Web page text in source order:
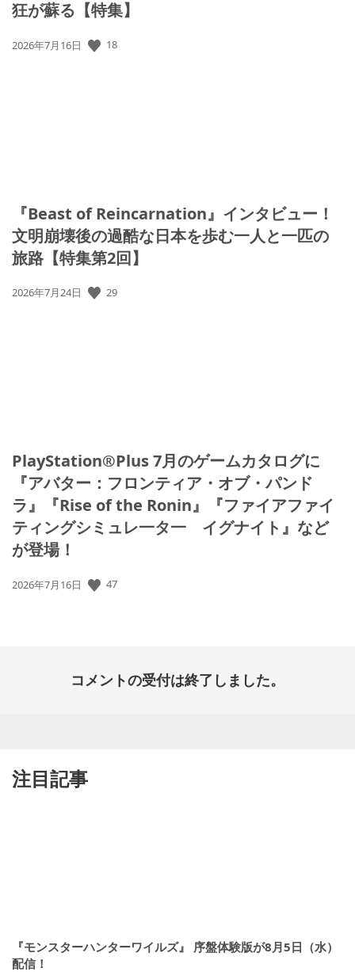
狂が蘇る【特集】
公
2026年7月16日 18
『Beast of Reincarnation』インタビュー！
文明崩壊後の過酷な日本を歩む一人と一匹の
旅路【特集第2回】
公
2026年7月24日 29
PlayStation®Plus 7月のゲームカタログに
『アバター：フロンティア・オブ・パンド
ラ』『Rise of the Ronin』『ファイアファイ
ティングシミュレ一タ一 イグナイト』など
が登場！
公
2026年7月16日 47
コメントの受付は終了しました。
注目記事
『モンスターハンターワイルズ』 序盤体験版が8月5日（水）
配信！